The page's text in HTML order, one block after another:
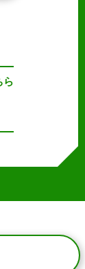
るため
用のため
取り扱いに
ら